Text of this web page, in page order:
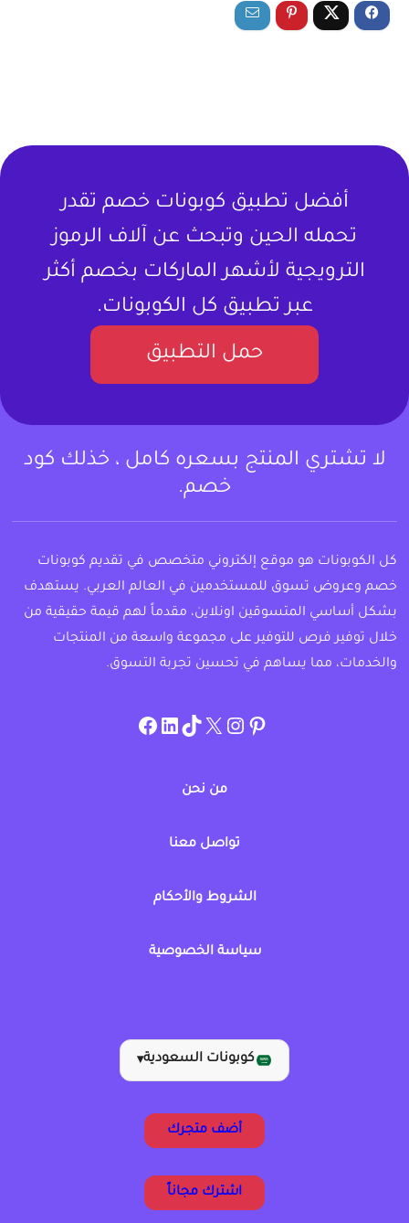
أفضل تطبيق كوبونات خصم تقدر
تحمله الحين وتبحث عن آلاف الرموز
الترويجية لأشهر الماركات بخصم أكثر
عبر تطبيق كل الكوبونات.
حمل التطبيق
لا تشتري المنتج بسعره كامل ، خذلك كود
خصم.
كل الكوبونات هو موقع إلكتروني متخصص في تقديم كوبونات
خصم وعروض تسوق للمستخدمين في العالم العربي. يستهدف
بشكل أساسي المتسوقين اونلاين، مقدماً لهم قيمة حقيقية من
خلال توفير فرص للتوفير على مجموعة واسعة من المنتجات
والخدمات، مما يساهم في تحسين تجربة التسوق.
pinterest
allcouponat
twitter
TikTok
linkedin
facebook
من نحن
تواصل معنا
الشروط والأحكام
سياسة الخصوصية
كوبونات السعودية▾
أضف متجرك
اشترك مجاناً